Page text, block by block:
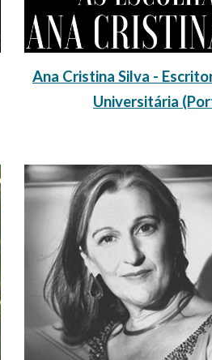
Ana Cristina Silva -
Universitária